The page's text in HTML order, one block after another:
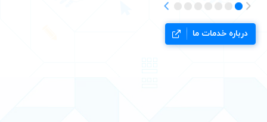
درباره خدمات ما